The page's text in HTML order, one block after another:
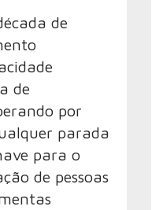
de
de
por
parada
para o
de pessoas